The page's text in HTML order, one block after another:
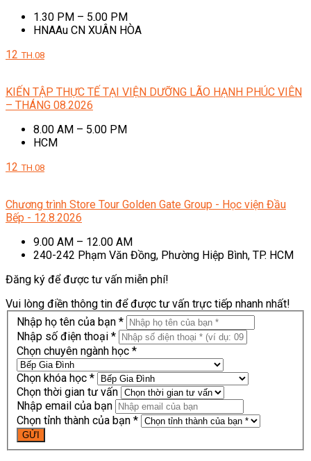
1.30 PM – 5.00 PM
HNAAu CN XUÂN HÒA
12 TH.08
KIẾN TẬP THỰC TẾ TẠI VIỆN DƯỠNG LÃO HẠNH PHÚC VIÊN
– THÁNG 08.2026
8.00 AM – 5.00 PM
HCM
12 TH.08
Chương trình Store Tour Golden Gate Group - Học viện Đầu
Bếp - 12.8.2026
9.00 AM – 12.00 AM
240-242 Phạm Văn Đồng, Phường Hiệp Bình, TP. HCM
Đăng ký để được tư vấn miễn phí!
Vui lòng điền thông tin để được tư vấn trực tiếp nhanh nhất!
Nhập họ tên của bạn *
Nhập số điện thoại *
Chọn chuyên ngành học *
Chọn khóa học *
Chọn thời gian tư vấn
Nhập email của bạn
Chọn tỉnh thành của bạn *